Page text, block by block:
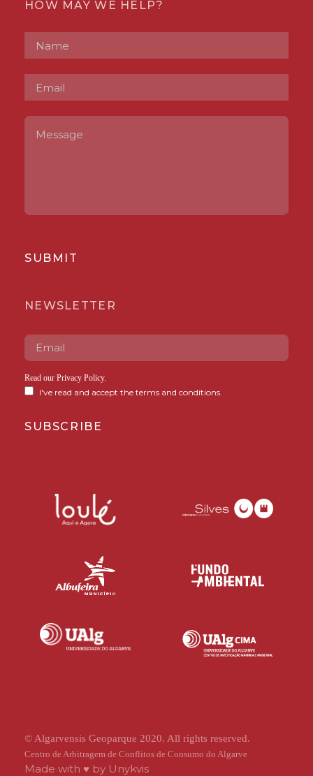
HOW MAY WE HELP?
SUBMIT
NEWSLETTER
Read our Privacy Policy.
I've read and accept the terms and conditions.
© Algarvensis Geoparque 2020. All rights reserved.
Centro de Arbitragem de Conflitos de Consumo do Algarve
Made with ♥ by Unykvis